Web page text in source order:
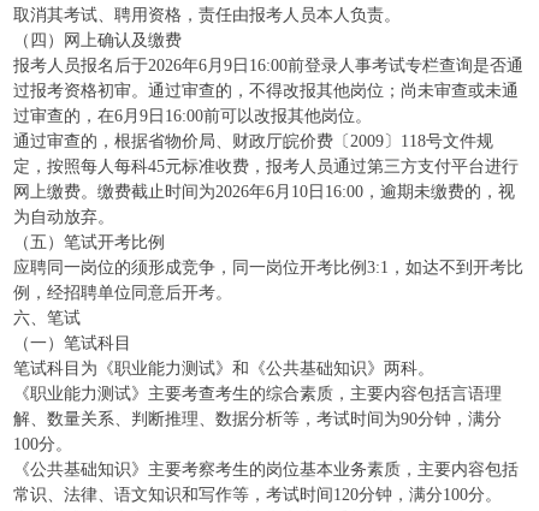
取消其考试、聘用资格，责任由报考人员本人负责。
（四）网上确认及缴费
报考人员报名后于2026年6月9日16:00前登录人事考试专栏查询是否通
过报考资格初审。通过审查的，不得改报其他岗位；尚未审查或未通
过审查的，在6月9日16:00前可以改报其他岗位。
通过审查的，根据省物价局、财政厅皖价费〔2009〕118号文件规
定，按照每人每科45元标准收费，报考人员通过第三方支付平台进行
网上缴费。缴费截止时间为2026年6月10日16:00，逾期未缴费的，视
为自动放弃。
（五）笔试开考比例
应聘同一岗位的须形成竞争，同一岗位开考比例3:1，如达不到开考比
例，经招聘单位同意后开考。
六、笔试
（一）笔试科目
笔试科目为《职业能力测试》和《公共基础知识》两科。
《职业能力测试》主要考查考生的综合素质，主要内容包括言语理
解、数量关系、判断推理、数据分析等，考试时间为90分钟，满分
100分。
《公共基础知识》主要考察考生的岗位基本业务素质，主要内容包括
常识、法律、语文知识和写作等，考试时间120分钟，满分100分。